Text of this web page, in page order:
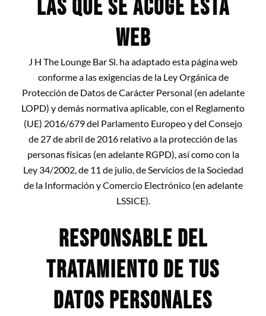
LAS QUE SE ACOGE ESTA
WEB
J H The Lounge Bar Sl. ha adaptado esta página web
conforme a las exigencias de la Ley Orgánica de
Protección de Datos de Carácter Personal (en adelante
LOPD) y demás normativa aplicable, con el Reglamento
(UE) 2016/679 del Parlamento Europeo y del Consejo
de 27 de abril de 2016 relativo a la protección de las
personas físicas (en adelante RGPD), así como con la
Ley 34/2002, de 11 de julio, de Servicios de la Sociedad
de la Información y Comercio Electrónico (en adelante
LSSICE).
RESPONSABLE DEL
TRATAMIENTO DE TUS
DATOS PERSONALES